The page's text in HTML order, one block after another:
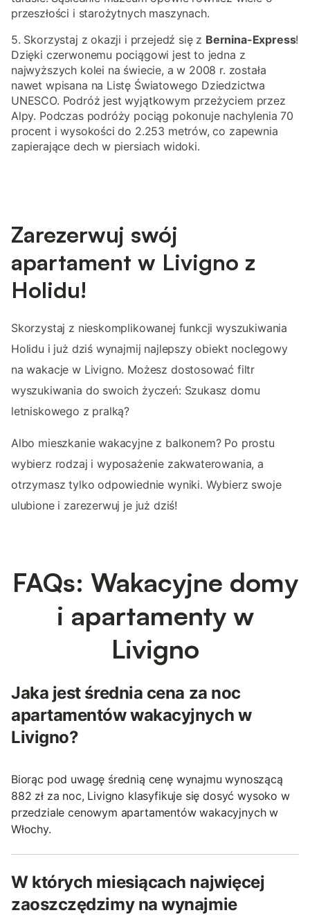
przeszłości i starożytnych maszynach.
5. Skorzystaj z okazji i przejedź się z Bernina-Express!
Dzięki czerwonemu pociągowi jest to jedna z
najwyższych kolei na świecie, a w 2008 r. została
nawet wpisana na Listę Światowego Dziedzictwa
UNESCO. Podróż jest wyjątkowym przeżyciem przez
Alpy. Podczas podróży pociąg pokonuje nachylenia 70
procent i wysokości do 2.253 metrów, co zapewnia
zapierające dech w piersiach widoki.
Zarezerwuj swój
apartament w Livigno z
Holidu!
Skorzystaj z nieskomplikowanej funkcji wyszukiwania
Holidu i już dziś wynajmij najlepszy obiekt noclegowy
na wakacje w Livigno. Możesz dostosować filtr
wyszukiwania do swoich życzeń: Szukasz domu
letniskowego z pralką?
Albo mieszkanie wakacyjne z balkonem? Po prostu
wybierz rodzaj i wyposażenie zakwaterowania, a
otrzymasz tylko odpowiednie wyniki. Wybierz swoje
ulubione i zarezerwuj je już dziś!
FAQs: Wakacyjne domy
i apartamenty w
Livigno
Jaka jest średnia cena za noc
apartamentów wakacyjnych w
Livigno?
Biorąc pod uwagę średnią cenę wynajmu wynoszącą
882 zł za noc, Livigno klasyfikuje się dosyć wysoko w
przedziale cenowym apartamentów wakacyjnych w
Włochy.
W których miesiącach najwięcej
zaoszczędzimy na wynajmie